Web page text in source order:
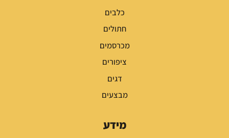
כלבים
חתולים
מכרסמים
ציפורים
דגים
מבצעים
מידע